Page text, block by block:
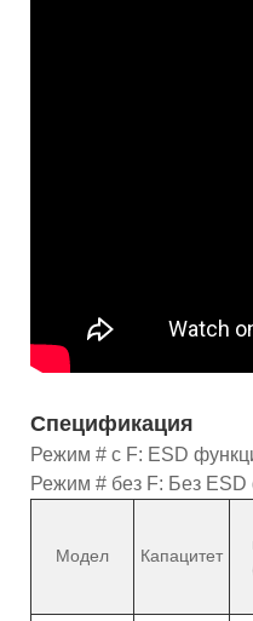
Спецификация
Режим # с F: ESD
Режим # без F: Без
Модел Капацитет